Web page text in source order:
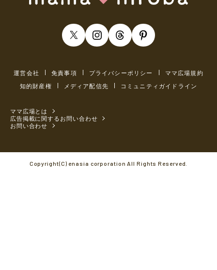
運営会社 免責事項 プライバシーポリシー
ママ広場規約
知的財産権
メディア配信先 コミュニティガイドライン
ママ広場とは
広告掲載に関するお問い合わせ
お問い合わせ
Copyright(C) enasia corporation All Rights Reserved.